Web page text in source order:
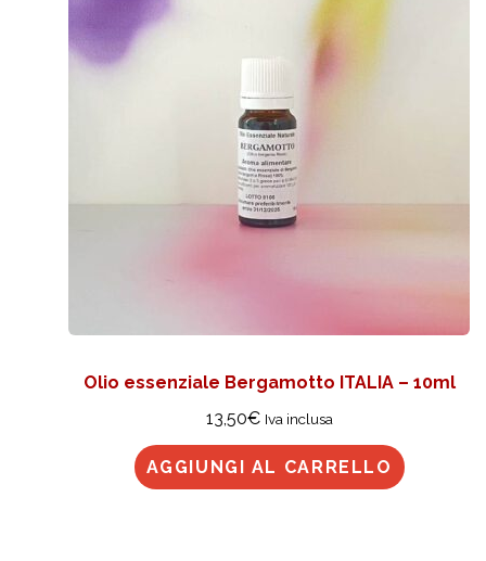
Olio essenziale Bergamotto ITALIA – 10ml
13,50€ Iva inclusa
AGGIUNGI AL CARRELLO